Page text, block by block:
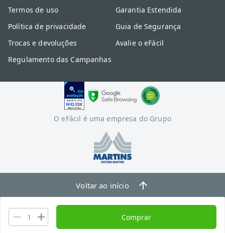
Termos de uso
Política de privacidade
Trocas e devoluções
Regulamento das Campanhas
Garantia Estendida
Guia de Segurança
Avalie o eFácil
O eFácil é uma empresa do Grupo
Voltar ao início
Comprar